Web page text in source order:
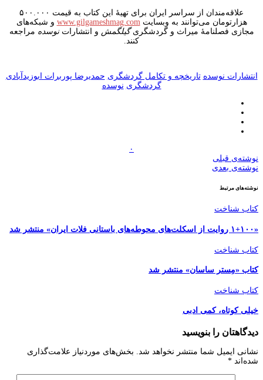
علاقه‌مندان از سراسر ایران برای تهیه‌ٔ این کتاب به قیمت ۵۰۰.۰۰۰
هزارتومان می‌توانند به وبسایت www.gilgameshmag.com و شبکه‌های
مجازی فصلنامۀ میراث و گردشگریگیلگمش و انتشاراتنوسده مراجعه
کنند.
انتشارات نوسده تاریخچه و تکامل گردشگری حمدیرضا پوربرات ابوزیدآبادی
گردشگری نوسده
۰
نوشته‌ی قبلی
نوشته‌ی بعدی
نوشته‌های مرتبط
كتاب شناخت
«۱+۱۰۰ روایت از اسکلت‌های محوطه‌های باستانی فلات ایران» منتشر شد
كتاب شناخت
کتاب «مِستر ساسان» منتشر شد
كتاب شناخت
خیلی کوتاه، کمی ادبی
دیدگاهتان را بنویسید
نشانی ایمیل شما منتشر نخواهد شد. بخش‌های موردنیاز علامت‌گذاری
شده‌اند *